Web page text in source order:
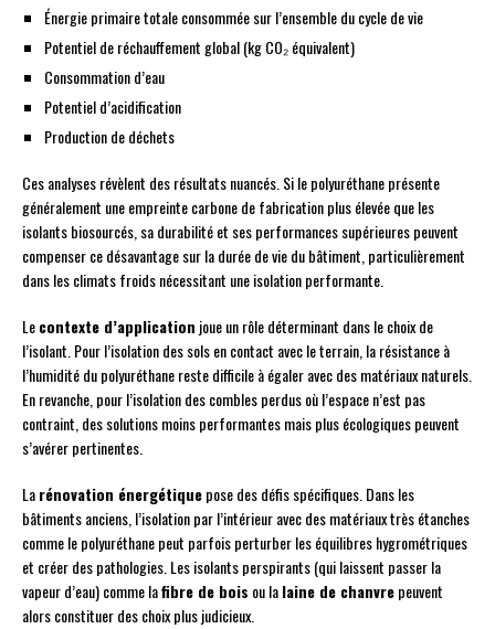
Énergie primaire totale consommée sur l’ensemble du cycle de vie
Potentiel de réchauffement global (kg CO₂ équivalent)
Consommation d’eau
Potentiel d’acidification
Production de déchets
Ces analyses révèlent des résultats nuancés. Si le polyuréthane présente
généralement une empreinte carbone de fabrication plus élevée que les
isolants biosourcés, sa durabilité et ses performances supérieures peuvent
compenser ce désavantage sur la durée de vie du bâtiment, particulièrement
dans les climats froids nécessitant une isolation performante.
Lecontexte d’application joue un rôle déterminant dans le choix de
l’isolant. Pour l’isolation des sols en contact avec le terrain, la résistance à
l’humidité du polyuréthane reste difficile à égaler avec des matériaux naturels.
En revanche, pour l’isolation des combles perdus où l’espace n’est pas
contraint, des solutions moins performantes mais plus écologiques peuvent
s’avérer pertinentes.
Larénovation énergétiquepose des défis spécifiques. Dans les
bâtiments anciens, l’isolation par l’intérieur avec des matériaux très étanches
comme le polyuréthane peut parfois perturber les équilibres hygrométriques
et créer des pathologies. Les isolants perspirants (qui laissent passer la
vapeur d’eau) comme lafibre de bois ou lalaine de chanvrepeuvent
alors constituer des choix plus judicieux.